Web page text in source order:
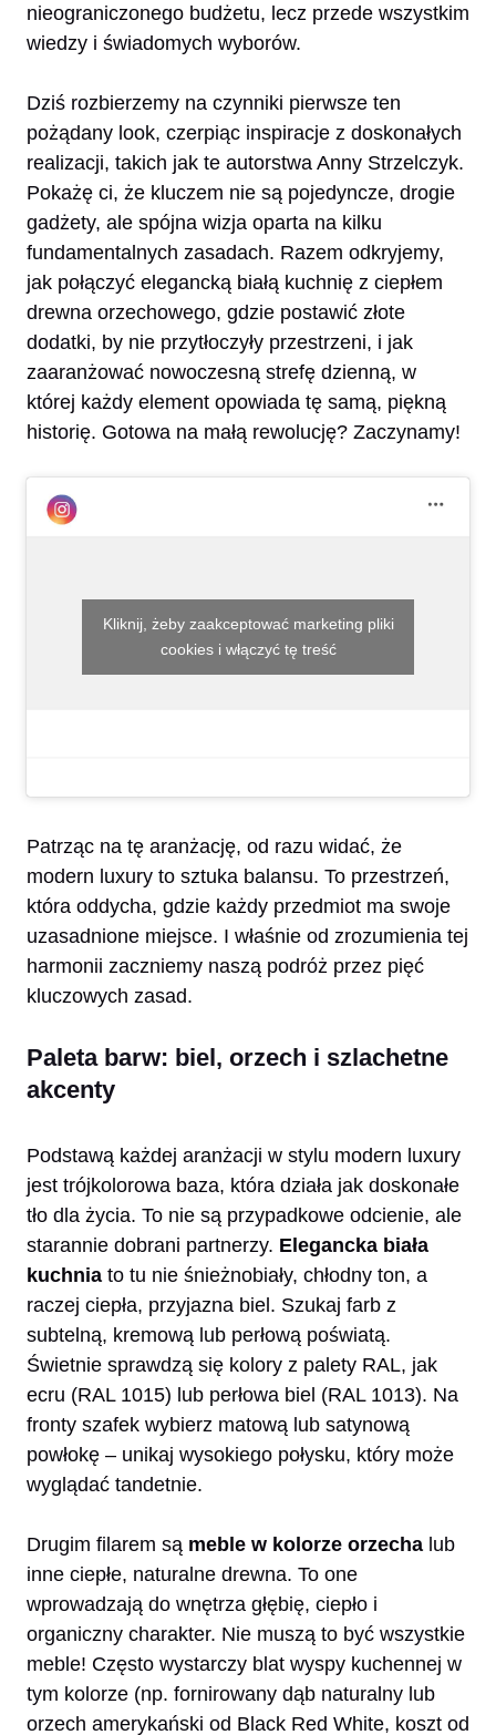
nieograniczonego budżetu, lecz przede wszystkim
wiedzy i świadomych wyborów.
Dziś rozbierzemy na czynniki pierwsze ten
pożądany look, czerpiąc inspiracje z doskonałych
realizacji, takich jak te autorstwa Anny Strzelczyk.
Pokażę ci, że kluczem nie są pojedyncze, drogie
gadżety, ale spójna wizja oparta na kilku
fundamentalnych zasadach. Razem odkryjemy,
jak połączyć elegancką białą kuchnię z ciepłem
drewna orzechowego, gdzie postawić złote
dodatki, by nie przytłoczyły przestrzeni, i jak
zaaranżować nowoczesną strefę dzienną, w
której każdy element opowiada tę samą, piękną
historię. Gotowa na małą rewolucję? Zaczynamy!
Kliknij, żeby zaakceptować marketing pliki
cookies i włączyć tę treść
Patrząc na tę aranżację, od razu widać, że
modern luxury to sztuka balansu. To przestrzeń,
która oddycha, gdzie każdy przedmiot ma swoje
uzasadnione miejsce. I właśnie od zrozumienia tej
harmonii zaczniemy naszą podróż przez pięć
kluczowych zasad.
Paleta barw: biel, orzech i szlachetne
akcenty
Podstawą każdej aranżacji w stylu modern luxury
jest trójkolorowa baza, która działa jak doskonałe
tło dla życia. To nie są przypadkowe odcienie, ale
starannie dobrani partnerzy. Elegancka biała
kuchnia to tu nie śnieżnobiały, chłodny ton, a
raczej ciepła, przyjazna biel. Szukaj farb z
subtelną, kremową lub perłową poświatą.
Świetnie sprawdzą się kolory z palety RAL, jak
ecru (RAL 1015) lub perłowa biel (RAL 1013). Na
fronty szafek wybierz matową lub satynową
powłokę – unikaj wysokiego połysku, który może
wyglądać tandetnie.
Drugim filarem są meble w kolorze orzecha lub
inne ciepłe, naturalne drewna. To one
wprowadzają do wnętrza głębię, ciepło i
organiczny charakter. Nie muszą to być wszystkie
meble! Często wystarczy blat wyspy kuchennej w
tym kolorze (np. fornirowany dąb naturalny lub
orzech amerykański od Black Red White, koszt od